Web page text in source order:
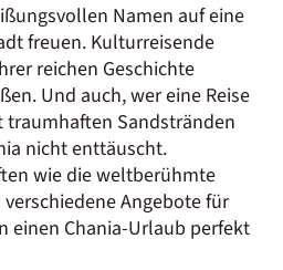
Namen auf eine
freuen. Kulturreisende
reichen Geschichte
Und auch, wer eine Reise
traumhaften Sandstränden
nicht enttäuscht.
wie die weltberühmte
Angebote für
einen Chania-Urlaub perfekt